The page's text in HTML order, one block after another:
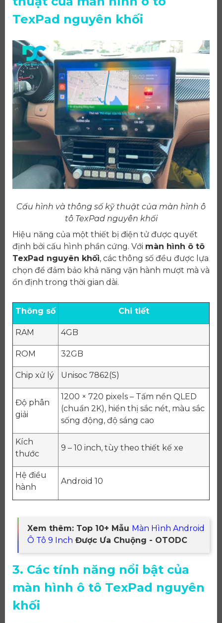
TexPad nguyên khối
Cấu hình và thông số kỹ thuật của màn hình ô
tô TexPad nguyên khối
Hiệu năng của một thiết bị điện tử được quyết
định bởi cấu hình phần cứng. Với màn hình ô tô
TexPad nguyên khối, các thông số đều được lựa
chọn để đảm bảo khả năng vận hành mượt mà và
ổn định trong thời gian dài.
Thông số Chi tiết
RAM 4GB
ROM 32GB
Chip xử lý Unisoc 7862(S)
Độ phân
giải
1200 × 720 pixels – Tấm nền QLED
(chuẩn 2K), hiển thị sắc nét, màu sắc
sống động, độ sáng cao
Kích
thước
9 – 10 inch, tùy theo thiết kế xe
Hệ điều
hành
Android 10
Xem thêm: Top 10+ Mẫu Màn Hình Android
Ô Tô 9 Inch Được Ưa Chuộng - OTODC
3. Các tính năng nổi bật của
màn hình ô tô TexPad nguyên
khối